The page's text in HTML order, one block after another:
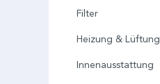
Filter
Heizung & Lüftung
Innenausstattung